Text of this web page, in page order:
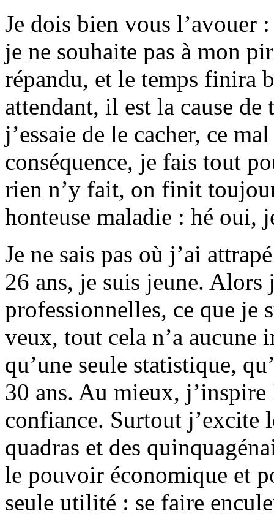
Je dois bien vous l’avouer
je ne souhaite pas à mon
répandu, et le temps finira
attendant, il est la cause
j’essaie de le cacher, ce
conséquence, je fais tout
rien n’y fait, on finit
honteuse maladie : hé oui,
Je ne sais pas où j’ai
26 ans, je suis jeune. Alors
professionnelles, ce que je
veux, tout cela n’a
qu’une seule statistique,
30 ans. Au mieux,
confiance. Surtout j’excite
quadras et des
le pouvoir économique et
seule utilité : se faire